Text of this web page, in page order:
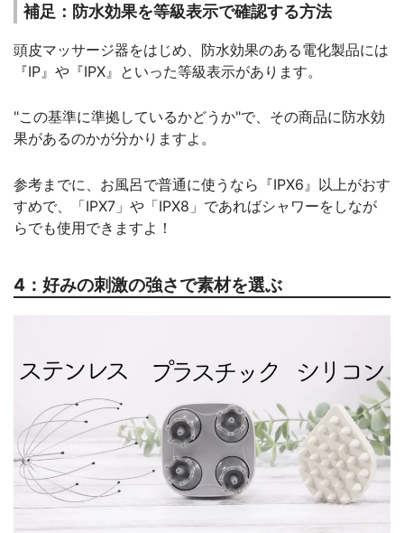
補足：防水効果を等級表示で確認する方法
頭皮マッサージ器をはじめ、防水効果のある電化製品には
『IP』や『IPX』といった等級表示があります。
"この基準に準拠しているかどうか"で、その商品に防水効
果があるのかが分かりますよ。
参考までに、お風呂で普通に使うなら『IPX6』以上がおす
すめで、「IPX7」や「IPX8」であればシャワーをしなが
らでも使用できますよ！
4：好みの刺激の強さで素材を選ぶ